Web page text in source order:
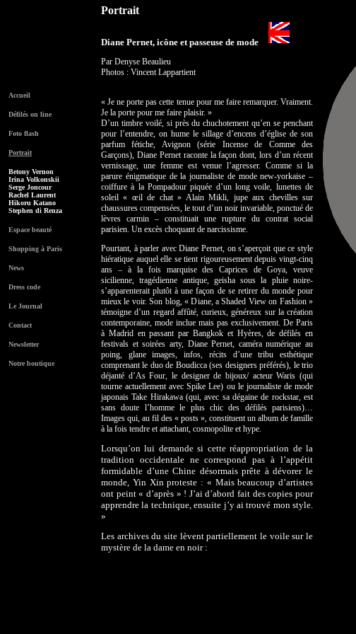
Accueil
Défilés on line
Foto flash
Portrait
Betony Vernon
Irina Volkonskii
Serge Joncour
Rachel Laurent
Hikoru Katano
Stephen di Renza
Espace beauté
Shopping à Paris
News
Dress code
Le Journal
Contact
Newsletter
Notre boutique
Portrait
Diane Pernet, icône et passeuse de mode
Par Denyse Beaulieu
Photos : Vincent Lappartient
« Je ne porte pas cette tenue pour me faire remarquer. Vraiment.
Je la porte pour me faire plaisir. »
D’un timbre voilé, si près du chuchotement qu’en se penchant
pour l’entendre, on hume le sillage d’encens d’église de son
parfum fétiche, Avignon (série Incense de Comme des
Garçons), Diane Pernet raconte la façon dont, lors d’un récent
vernissage, une femme est venue l’agresser. Comme si la
parure énigmatique de la journaliste de mode new-yorkaise –
coiffure à la Pompadour piquée d’un long voile, lunettes de
soleil « œil de chat » Alain Mikli, jupe aux chevilles sur
chaussures compensées, le tout d’un noir invariable, ponctué de
lèvres carmin – constituait une rupture du contrat social
parisien. Un excès choquant de narcissisme.
Pourtant, à parler avec Diane Pernet, on s’aperçoit que ce style
hiératique auquel elle se tient rigoureusement depuis vingt-cinq
ans – à la fois marquise des Caprices de Goya, veuve
sicilienne, tragédienne antique, geisha sous la pluie noire-
s’apparenterait plutôt à une façon de se retirer du monde pour
mieux le voir. Son blog, « Diane, a Shaded View on Fashion »
témoigne d’un regard affûté, curieux, généreux sur la création
contemporaine, mode inclue mais pas exclusivement. De Paris
à Madrid en passant par Bangkok et Hyères, de défilés en
festivals et soirées arty, Diane Pernet, caméra numérique au
poing, glane images, infos, récits d’une tribu esthétique
comprenant le duo de Boudicca (ses designers préférés), le trio
déjanté d’As Four, le designer de bijoux/ acteur Waris (qui
tourne actuellement avec Spike Lee) ou le journaliste de mode
japonais Take Hirakawa (qui, avec sa dégaine de rockstar, est
sans doute l’homme le plus chic des défilés parisiens)…
Images qui, au fil des « posts », constituent un album de famille
à la fois tendre et attachant, cosmopolite et hype.
Lorsqu’on lui demande si cette réappropriation de la
tradition occidentale ne correspond pas à l’appétit
formidable d’une Chine désormais prête à dévorer le
monde, Yin Xin proteste : « Mais beaucoup d’artistes
ont peint « d’après » ! J’ai d’abord fait des copies pour
apprendre la technique, ensuite j’y ai trouvé mon style.
»
Les archives du site lèvent partiellement le voile sur le
mystère de la dame en noir :